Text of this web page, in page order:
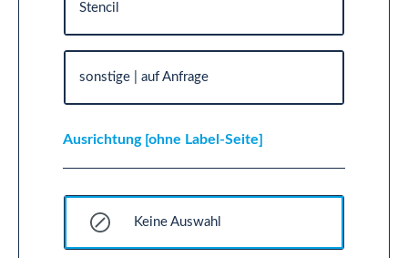
Stencil
sonstige | auf Anfrage
Ausrichtung [ohne Label-Seite]
Keine Auswahl